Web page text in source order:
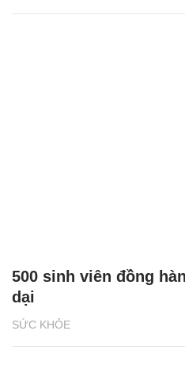
SỨC KHỎE
500 sinh viên đồng
dại